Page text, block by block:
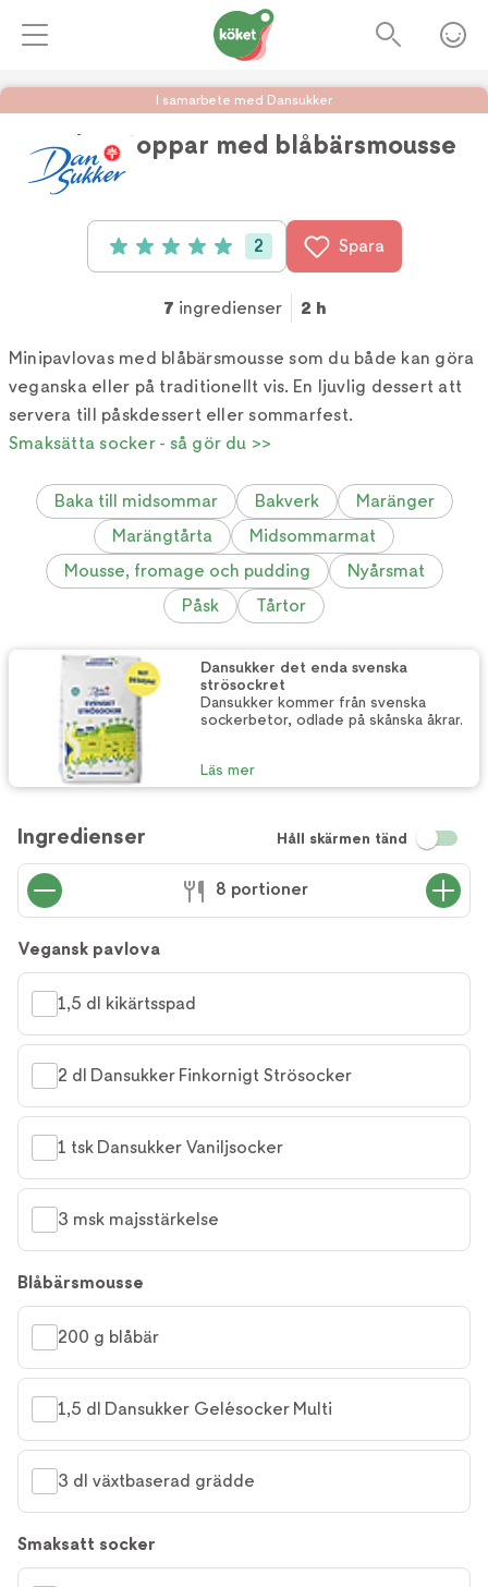
I samarbete med Dansukker
Pavlovatoppar med blåbärsmousse
Betyg: 5 av 5 (2 röster)
2 Spara
7 ingredienser 2 h
Minipavlovas med blåbärsmousse som du både kan göra
veganska eller på traditionellt vis. En ljuvlig dessert att
servera till påskdessert eller sommarfest.
Smaksätta socker - så gör du >>
Baka till midsommar Bakverk
Maränger
Marängtårta
Midsommarmat
Mousse, fromage och pudding
Nyårsmat
Påsk
Tårtor
Dansukker det enda svenska
strösockret
Dansukker kommer från svenska
sockerbetor, odlade på skånska åkrar.
Läs mer
Ingredienser Håll skärmen tänd
8 portioner
Vegansk pavlova
1,5 dl kikärtsspad
2 dl Dansukker Finkornigt Strösocker
1 tsk Dansukker Vaniljsocker
3 msk majsstärkelse
Blåbärsmousse
200 g blåbär
1,5 dl Dansukker Gelésocker Multi
3 dl växtbaserad grädde
Smaksatt socker